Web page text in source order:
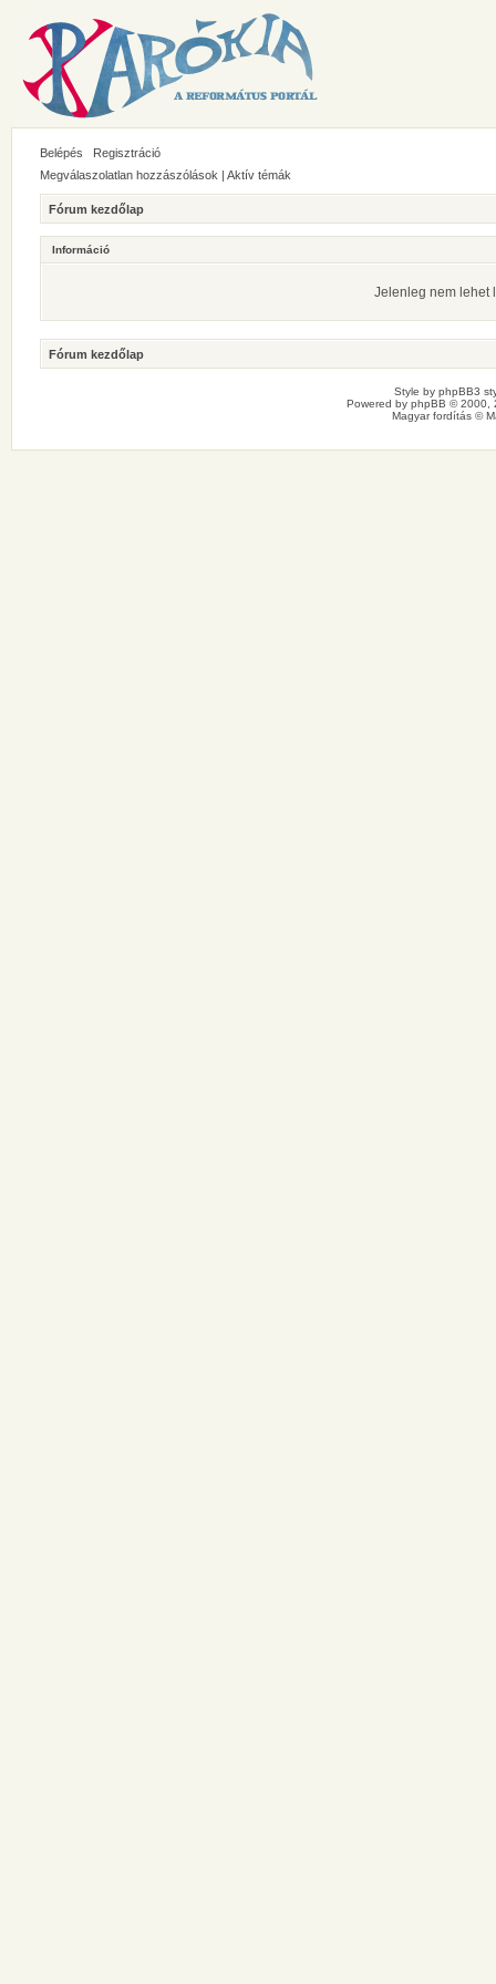
Belépés
Regisztráció
Megválaszolatlan hozzászólások | Aktív témák
Fórum kezdőlap
Információ
Jelenleg nem lehet
Fórum kezdőlap
Style by phpBB3
Powered by phpBB © 2000,
Magyar fordítás ©